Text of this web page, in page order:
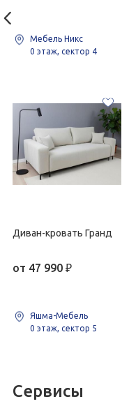
Мебель Никс
0 этаж, сектор 4
Диван-кровать Гранд
от 47 990 ₽
Яшма-Мебель
0 этаж, сектор 5
Сервисы